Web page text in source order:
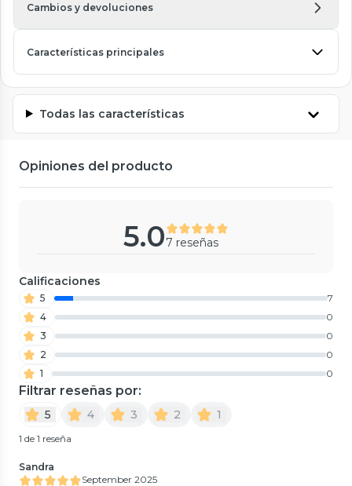
Cambios y devoluciones
Características principales
Todas las características
Opiniones del producto
5.07 reseñas
Calificaciones
5
7
4
0
3
0
2
0
1
0
Filtrar reseñas por:
5 4 3 2 1
1 de 1 reseña
Sandra
September 2025